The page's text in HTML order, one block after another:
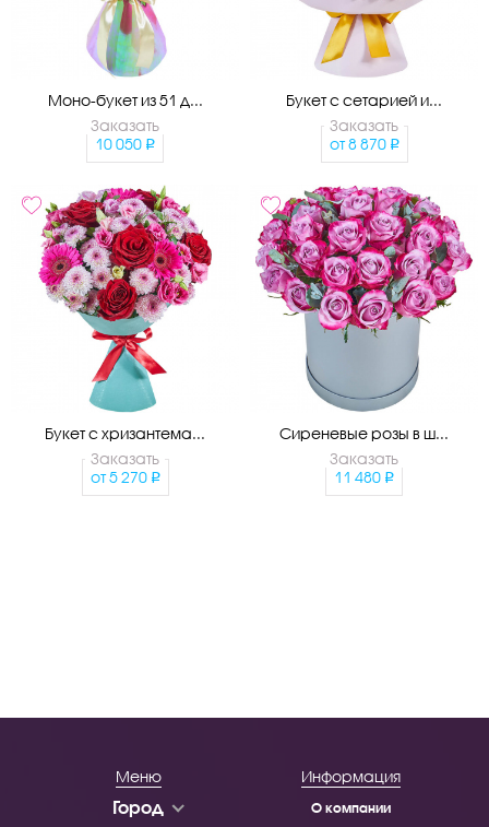
Моно-букет из 51 д...
Заказать
10 050
Букет с сетарией и...
Заказать
от 8 870
Букет с хризантема...
Заказать
от 5 270
Сиреневые розы в ш...
Заказать
11 480
Меню
Город
Информация
О компании